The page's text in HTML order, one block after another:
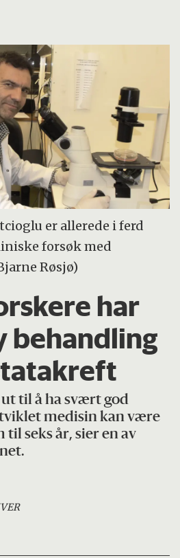
er allerede i ferd
forsøk med
Røsjø)
har
behandling
til å ha svært god
medisin kan være
til seks år, sier en av